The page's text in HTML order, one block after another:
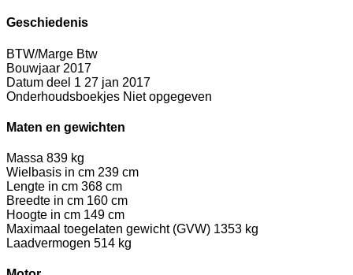
Geschiedenis
BTW/Marge Btw
Bouwjaar 2017
Datum deel 1 27 jan 2017
Onderhoudsboekjes Niet opgegeven
Maten en gewichten
Massa 839 kg
Wielbasis in cm 239 cm
Lengte in cm 368 cm
Breedte in cm 160 cm
Hoogte in cm 149 cm
Maximaal toegelaten gewicht (GVW) 1353 kg
Laadvermogen 514 kg